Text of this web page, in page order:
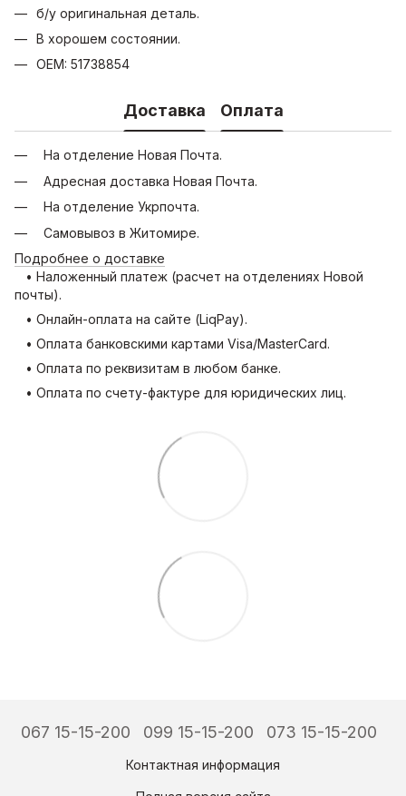
б/у оригинальная деталь.
В хорошем состоянии.
OEM: 51738854
Доставка Оплата
На отделение Новая Почта.
Адресная доставка Новая Почта.
На отделение Укрпочта.
Самовывоз в Житомире.
Подробнее о доставке
• Наложенный платеж (расчет на отделениях Новой
почты).
• Онлайн-оплата на сайте (LiqPay).
• Оплата банковскими картами Visa/MasterCard.
• Оплата по реквизитам в любом банке.
• Оплата по счету-фактуре для юридических лиц.
067 15-15-200 099 15-15-200 073 15-15-200
Контактная информация